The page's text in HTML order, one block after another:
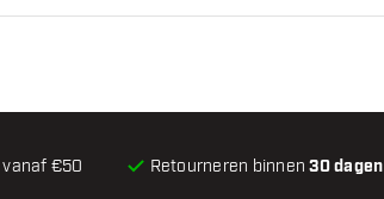
vanaf €50 Retourneren binnen30 dagen